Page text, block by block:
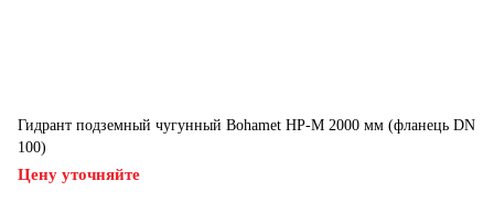
Гидрант подземный чугунный Bohamet HP-M 2000 мм (фланець DN
100)
Цену уточняйте